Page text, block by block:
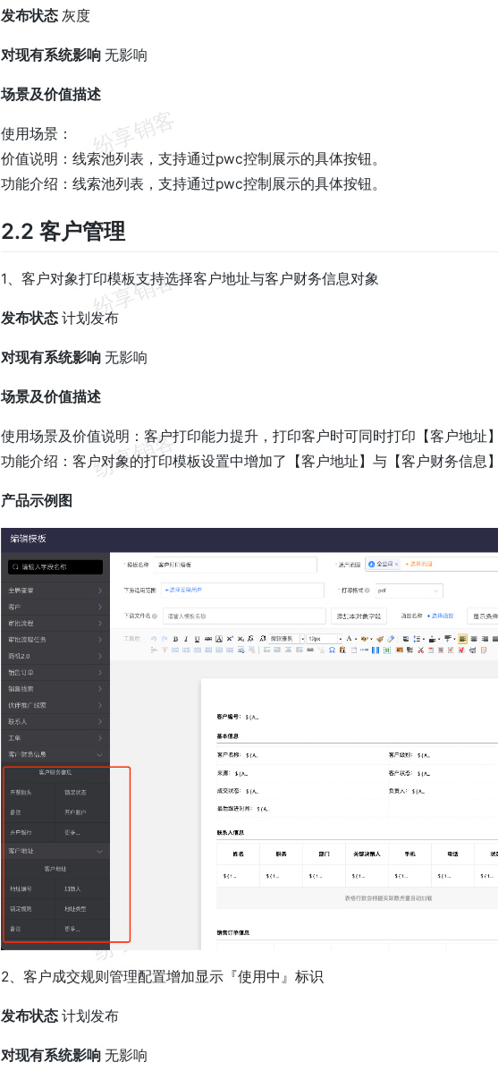
发布状态 灰度
对现有系统影响 无影响
场景及价值描述
使用场景：
价值说明：线索池列表，支持通过pwc控制展示的具体按钮。
功能介绍：线索池列表，支持通过pwc控制展示的具体按钮。
2.2 客户管理
1、客户对象打印模板支持选择客户地址与客户财务信息对象
发布状态 计划发布
对现有系统影响 无影响
场景及价值描述
使用场景及价值说明：客户打印能力提升，打印客户时可同时打印【客户地址
功能介绍：客户对象的打印模板设置中增加了【客户地址】与【客户财务信息
产品示例图
2、客户成交规则管理配置增加显示『使用中』标识
发布状态 计划发布
对现有系统影响 无影响